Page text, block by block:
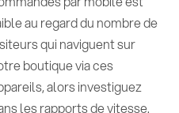
au regard du nombre de
qui naviguent sur
boutique via ces
alors investiguez
les rapports de vitesse.